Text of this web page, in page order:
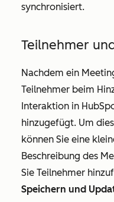
synchronisiert.
Teilnehmer
Nachdem ein
Teilnehmer beim
Interaktion in
hinzugefügt. Um
können Sie eine
Beschreibung des
Sie Teilnehmer
Speichern und